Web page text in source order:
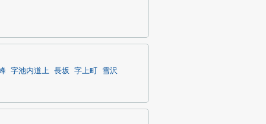
字池内道上 長坂 字上町 雪沢